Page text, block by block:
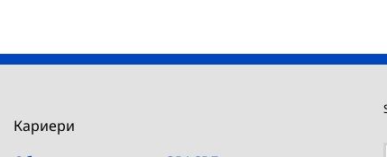
Кариери